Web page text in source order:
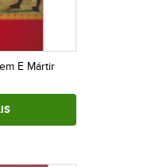
E Mártir